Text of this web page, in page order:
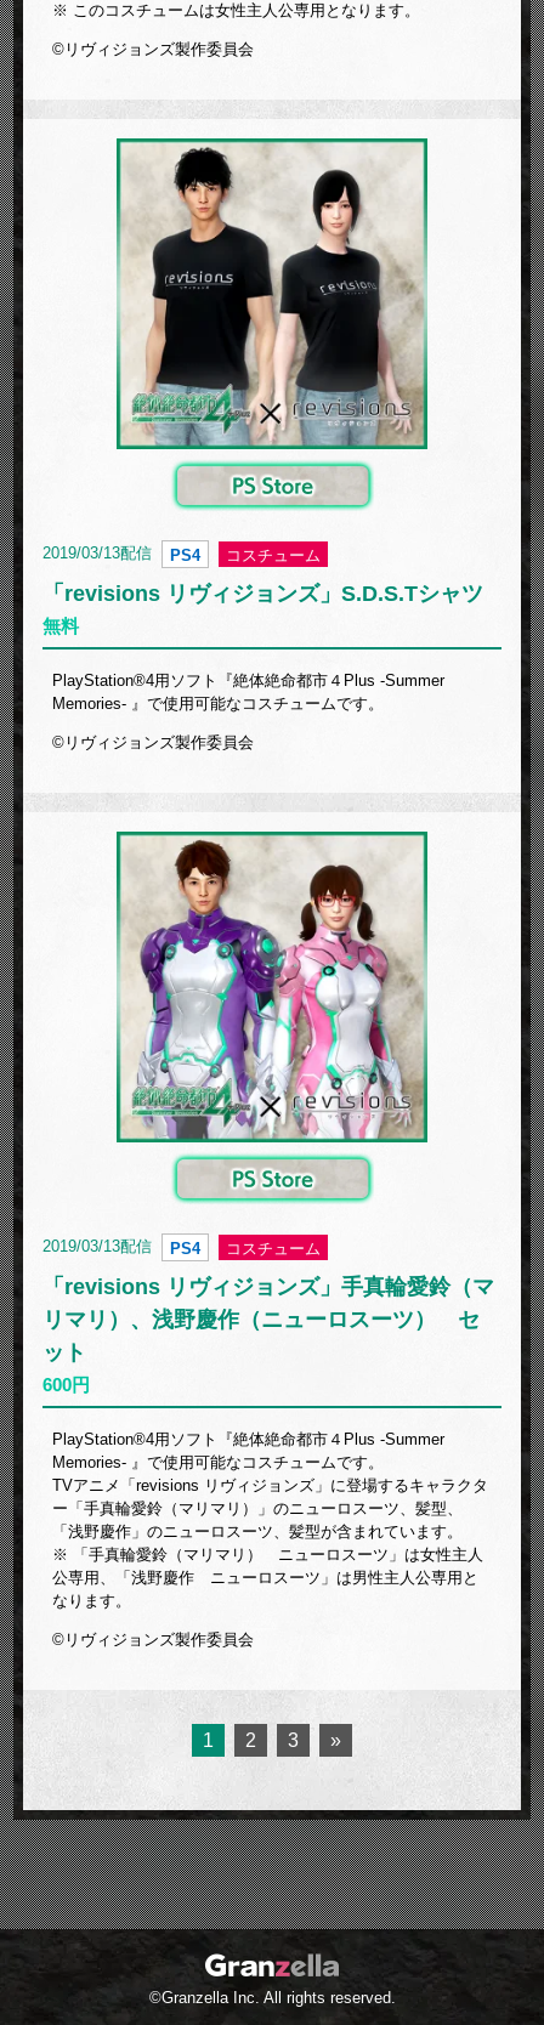
※ このコスチュームは女性主人公専用となります。
©リヴィジョンズ製作委員会
2019/03/13配信 PS4 コスチューム
「revisions リヴィジョンズ」S.D.S.Tシャツ
無料
PlayStation®4用ソフト『絶体絶命都市４Plus -Summer
Memories- 』で使用可能なコスチュームです。
©リヴィジョンズ製作委員会
2019/03/13配信 PS4 コスチューム
「revisions リヴィジョンズ」手真輪愛鈴（マ
リマリ）、浅野慶作（ニューロスーツ） セ
ット
600円
PlayStation®4用ソフト『絶体絶命都市４Plus -Summer
Memories- 』で使用可能なコスチュームです。
TVアニメ「revisions リヴィジョンズ」に登場するキャラクタ
ー「手真輪愛鈴（マリマリ）」のニューロスーツ、髪型、
「浅野慶作」のニューロスーツ、髪型が含まれています。
※ 「手真輪愛鈴（マリマリ） ニューロスーツ」は女性主人
公専用、「浅野慶作 ニューロスーツ」は男性主人公専用と
なります。
©リヴィジョンズ製作委員会
1 2 3 »
©Granzella Inc. All rights reserved.